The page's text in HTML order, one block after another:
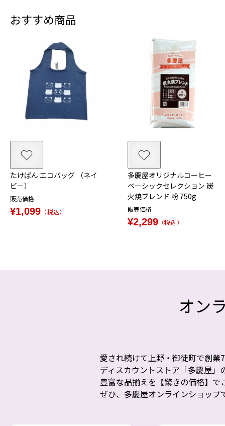
おすすめ商品
たけぱん エコバッグ （ネイ
ビー）
販売価格
¥1,099 税込
多慶屋オリジナルコーヒー
ベーシックセレクション 炭
火焼ブレンド 粉 750g
販売価格
¥2,299 税込
オン
愛され続けて上野・御徒町で創業
ディスカウントストア「多慶屋」
豊富な品揃えを【驚きの価格】で
ぜひ、多慶屋オンラインショッ